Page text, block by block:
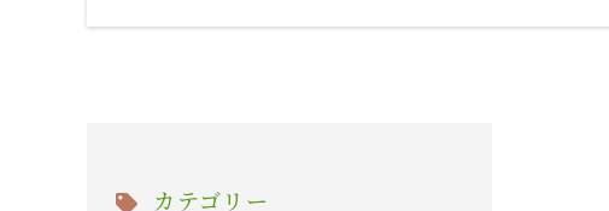
カテゴリー